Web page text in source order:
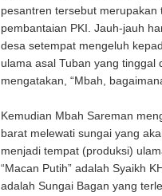
pesantren tersebut
pembantaian PKI. Jauh-jauh
desa setempat mengeluh
ulama asal Tuban yang tinggal
mengatakan, “Mbah,
Kemudian Mbah Sareman
barat melewati sungai yang
menjadi tempat (produksi)
“Macan Putih” adalah Syaikh
adalah Sungai Bagan yang